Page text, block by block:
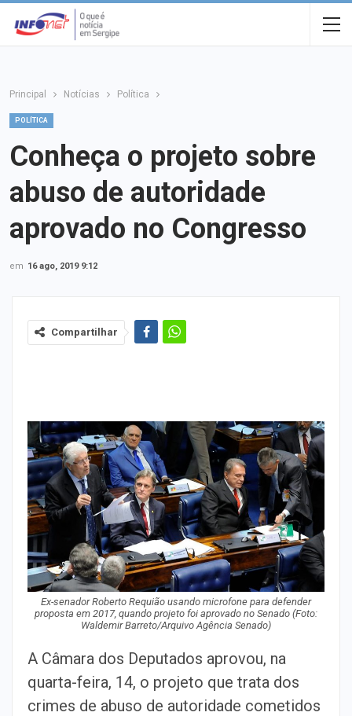
Principal Notícias Política
POLÍTICA
Conheça o projeto sobre
abuso de autoridade
aprovado no Congresso
em 16 ago, 2019 9:12
Compartilhar
Ex-senador Roberto Requião usando microfone para defender
proposta em 2017, quando projeto foi aprovado no Senado (Foto:
Waldemir Barreto/Arquivo Agência Senado)
A Câmara dos Deputados aprovou, na
quarta-feira, 14, o projeto que trata dos
crimes de abuso de autoridade cometidos